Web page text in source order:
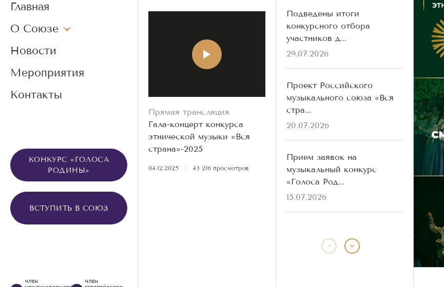
Главная
О Союзе
Новости
Мероприятия
Контакты
КОНКУРС «ГОЛОСА
РОДИНЫ»
ВСТУПИТЬ В СОЮЗ
ЧЛЕН
ЧЛЕН
Прямая трансляция
Гала-концерт конкурса
этнической музыки «Вся
страна»-2025
04.12.2025 43 216 просмотров
Подведены итоги
конкурсного отбора
участников д...
29.07.2026
Проект Российского
музыкального союза «Вся
стра...
20.07.2026
Прием заявок на
музыкальный конкурс
«Голоса Род...
15.07.2026
«Голоса Родины» разных